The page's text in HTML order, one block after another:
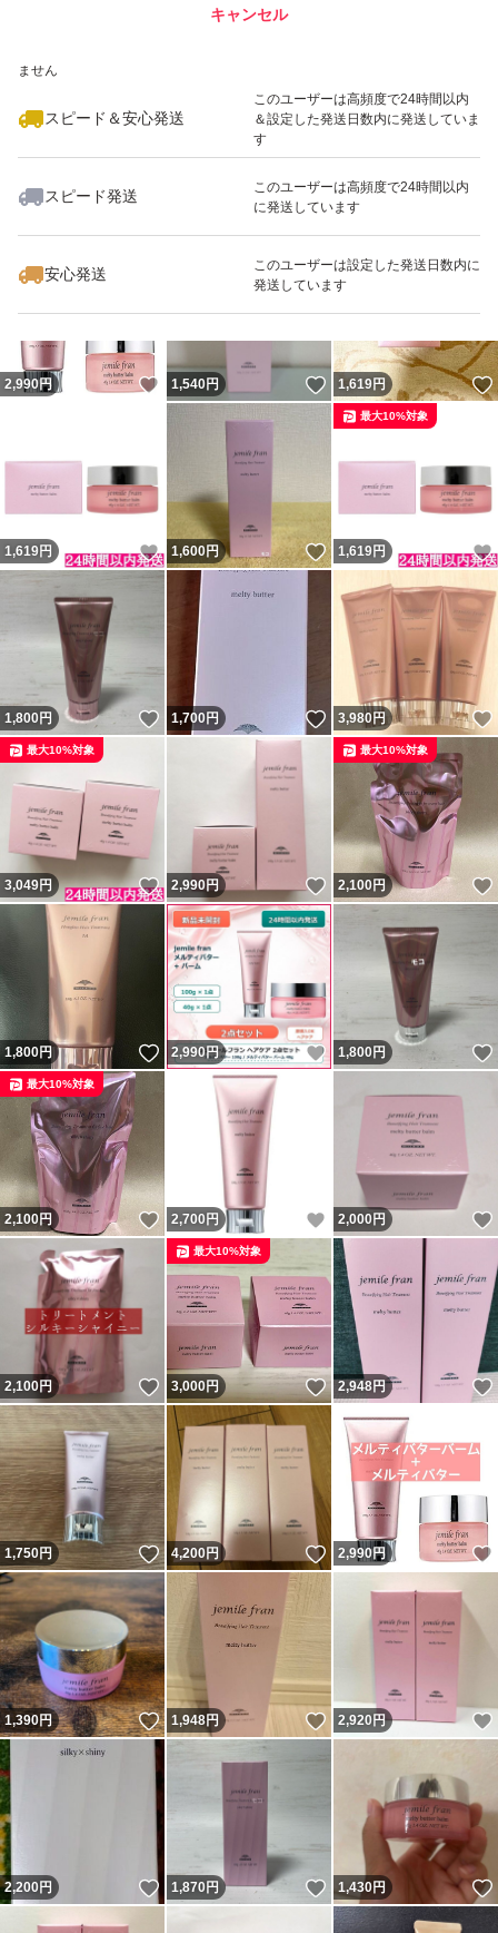
ません
スピード＆安心発送
このユーザーは高頻度で24時間以内
＆設定した発送日数内に発送していま
す
スピード発送
このユーザーは高頻度で24時間以内
に発送しています
安心発送
このユーザーは設定した発送日数内に
発送しています
キャンセル
いいね！
1,629
2,990円 いいね！
1,540円 いいね！
1,619円
1,619円 いいね！
1,600円 いいね！
1,619円
最大10%対象
1,800円 いいね！
1,700円 いいね！
3,980円
3,049円 いいね！
最大10%対象
2,990円 いいね！
2,100円
最大10%対象
1,800円 いいね！
2,990円 いいね！
1,800円
2,100円 いいね！
最大10%対象
2,700 円 いいね！
2,000円
2,100円 いいね！
3,000円 いいね！
最大10%対象
2,948円
1,750円 いいね！
4,200円 いいね！
2,990円
1,390円 いいね！
1,948円 いいね！
2,920円
2,200円 いいね！
1,870円 いいね！
1,430円